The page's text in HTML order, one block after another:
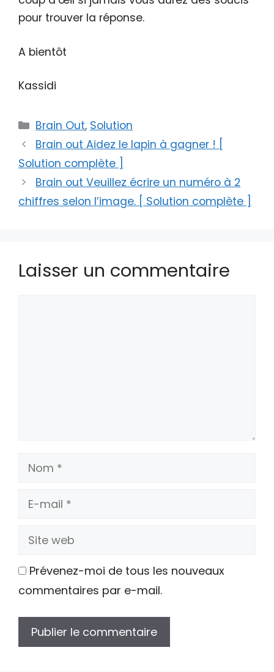
pour trouver la réponse.
A bientôt
Kassidi
Catégories
Brain Out, Solution
Brain out Aidez le lapin à gagner ! [
Solution complète ]
Brain out Veuillez écrire un numéro à 2
chiffres selon l’image. [ Solution complète ]
Laisser un commentaire
Nom
E-
Site
Prévenez-moi de tous les nouveaux
commentaires par e-mail.